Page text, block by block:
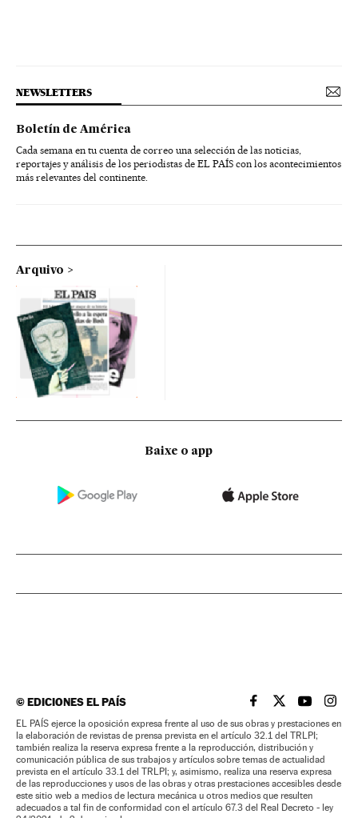
NEWSLETTERS
Boletín de América
Cada semana en tu cuenta de correo una selección de las noticias,
reportajes y análisis de los periodistas de EL PAÍS con los acontecimientos
más relevantes del continente.
Arquivo
Baixe o app
©EDICIONES EL PAÍS EL PAÍS BRASIL EN
EL PAÍSEL PAÍS
EL
EL PAÍS ejerce la oposición expresa frente al uso de sus obras y prestaciones en
la elaboración de revistas de prensa prevista en el artículo 32.1 del TRLPI;
también realiza la reserva expresa frente a la reproducción, distribución y
comunicación pública de sus trabajos y artículos sobre temas de actualidad
prevista en el artículo 33.1 del TRLPI; y, asimismo, realiza una reserva expresa
de las reproducciones y usos de las obras y otras prestaciones accesibles desde
este sitio web a medios de lectura mecánica u otros medios que resulten
adecuados a tal fin de conformidad con el artículo 67.3 del Real Decreto - ley